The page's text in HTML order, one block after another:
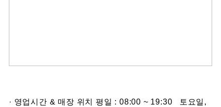
· 영업시간 & 매장 위치 평일 : 08:00 ~ 19:30 토요일,